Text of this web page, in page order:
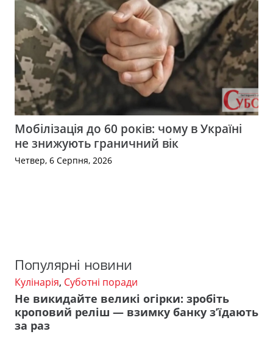
Мобілізація до 60 років: чому в Україні
не знижують граничний вік
Четвер, 6 Серпня, 2026
Популярні новини
Кулінарія, Суботні поради
Не викидайте великі огірки: зробіть
кроповий реліш — взимку банку з’їдають
за раз